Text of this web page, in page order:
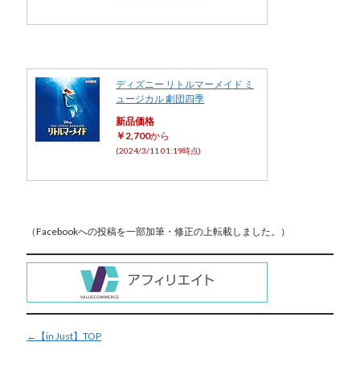
ディズニー リトルマーメイド ミ
ュージカル 劇団四季
新品価格
￥2,700から
(2024/3/11 01:19時点)
（Facebookへの投稿を一部加筆・修正の上転載しました。）
←【in Just】TOP